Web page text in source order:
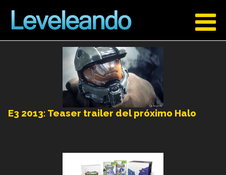
E3 2013: Teaser trailer del próximo Halo